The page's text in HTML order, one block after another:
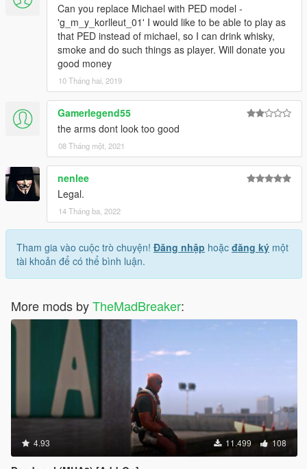
Can you replace Michael with PED model -
'g_m_y_korlleut_01' I would like to be able to play as
that PED instead of michael, so I can drink whisky,
smoke and do such things as player. Will donate you
good money
10 Tháng hai, 2019
Gamerlegend55
the arms dont look too good
08 Tháng một, 2021
nenlee
Legal.
14 Tháng ba, 2022
Tham gia vào cuộc trò chuyện! Đăng nhập hoặc đăng ký một
tài khoản để có thể bình luận.
More mods byTheMadBreaker:
4.93 11.499 108